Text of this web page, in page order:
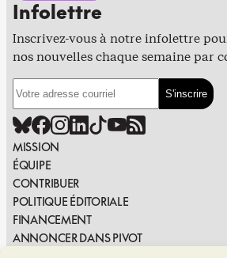
Infolettre
Inscrivez-vous à notre infolettre
nos nouvelles chaque semaine par
MISSION
ÉQUIPE
CONTRIBUER
POLITIQUE ÉDITORIALE
FINANCEMENT
ANNONCER DANS PIVOT